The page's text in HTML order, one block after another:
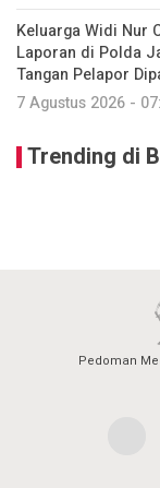
Keluarga Widi Nur
Laporan di Polda
Tangan Pelapor
7 Agustus 2026 -
Trending di
Pedoman